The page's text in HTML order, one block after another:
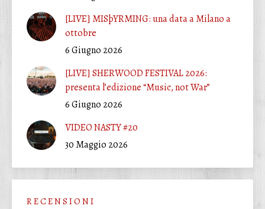
[LIVE] MISþYRMING: una data a Milano a
ottobre
6 Giugno 2026
[LIVE] SHERWOOD FESTIVAL 2026:
presenta l’edizione “Music, not War”
6 Giugno 2026
VIDEO NASTY #20
30 Maggio 2026
R E C E N S I O N I